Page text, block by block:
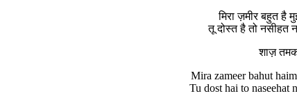
मिरा ज़मीर बहुत है
तू दोस्त है तो नसीहत
शाज़
Mira zameer bahut
Tu dost hai to naseehat